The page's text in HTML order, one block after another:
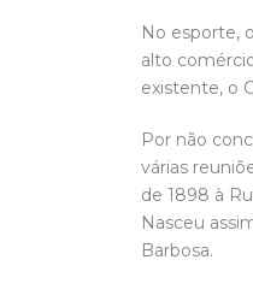
No esporte,
alto
existente, o
Por não
várias
de 1898 à
Nasceu
Barbosa.